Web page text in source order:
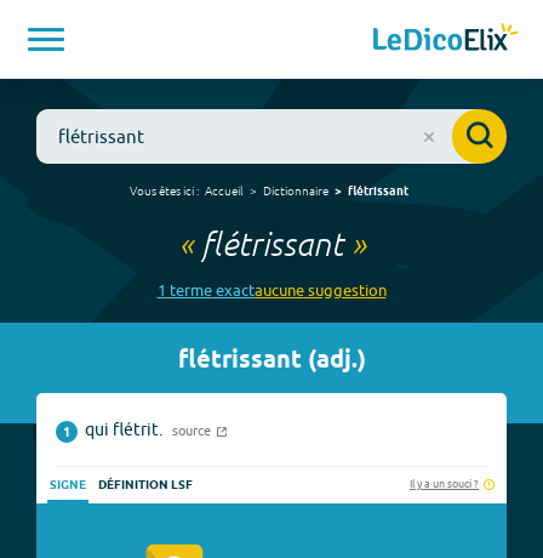
Vous êtes ici : Accueil Dictionnaire flétrissant
« flétrissant»
1 termeexactaucunesuggestion
flétrissant(adj.)
1 qui flétrit. source
SIGNE DÉFINITION LSF Il y a un souci ?